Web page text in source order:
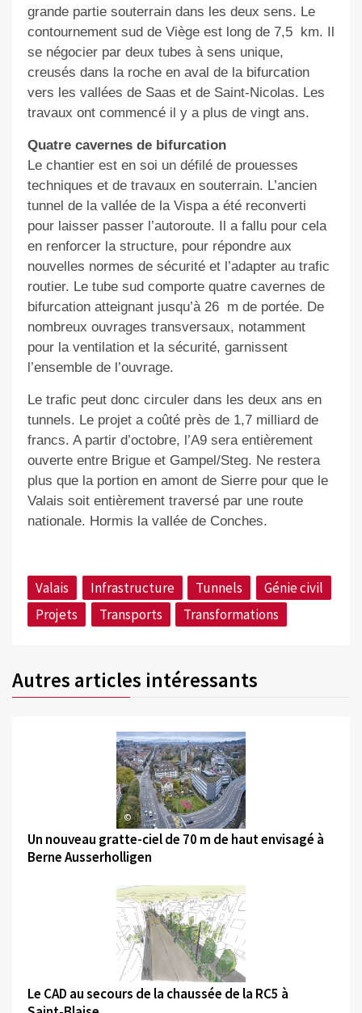
grande partie souterrain dans les deux sens. Le
contournement sud de Viège est long de 7,5 km. Il
se négocier par deux tubes à sens unique,
creusés dans la roche en aval de la bifurcation
vers les vallées de Saas et de Saint-Nicolas. Les
travaux ont commencé il y a plus de vingt ans.
Quatre cavernes de bifurcation
Le chantier est en soi un défilé de prouesses
techniques et de travaux en souterrain. L’ancien
tunnel de la vallée de la Vispa a été reconverti
pour laisser passer l’autoroute. Il a fallu pour cela
en renforcer la structure, pour répondre aux
nouvelles normes de sécurité et l’adapter au trafic
routier. Le tube sud comporte quatre cavernes de
bifurcation atteignant jusqu’à 26 m de portée. De
nombreux ouvrages transversaux, notamment
pour la ventilation et la sécurité, garnissent
l’ensemble de l’ouvrage.
Le trafic peut donc circuler dans les deux ans en
tunnels. Le projet a coûté près de 1,7 milliard de
francs. A partir d’octobre, l’A9 sera entièrement
ouverte entre Brigue et Gampel/Steg. Ne restera
plus que la portion en amont de Sierre pour que le
Valais soit entièrement traversé par une route
nationale. Hormis la vallée de Conches.
Valais Infrastructure Tunnels
Génie civil
Projets
Transports Transformations
Autres articles intéressants
©
Un nouveau gratte-ciel de 70 m de haut envisagé à
Berne Ausserholligen
©
Le CAD au secours de la chaussée de la RC5 à